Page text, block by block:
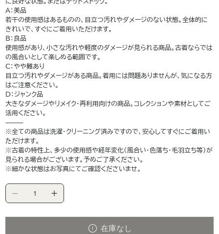
に良好な状態。またはデッドストック。
A：美品
若干の使用感はあるものの、目立つ汚れやダメージのない状態。全体的に
きれいで、すぐにご着用いただけます。
B：良品
使用感があり、小さな汚れや軽度のダメージが見られる商品。古着ならでは
の風合いとして楽しめる範囲です。
C：やや難あり
目立つ汚れやダメージがある商品。着用には問題ありませんが、気になる方
はご注意ください。
D：ジャンク品
大きなダメージやリメイク・再利用向けの商品。コレクションや素材としてご
活用ください。
⸻
※全ての商品は洗濯・クリーニング済みですので、安心してすぐにご着用い
ただけます。
※古着の特性上、多少の使用感や経年変化（風合い・色落ち・毛羽立ち等）が
見られる場合がございます。予めご了承ください。
※細かな状態はお写真にてご確認くださいませ。
在庫なし